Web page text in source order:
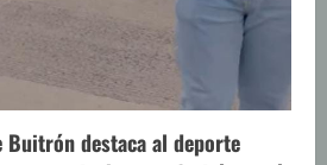
Buitrón destaca al deporte